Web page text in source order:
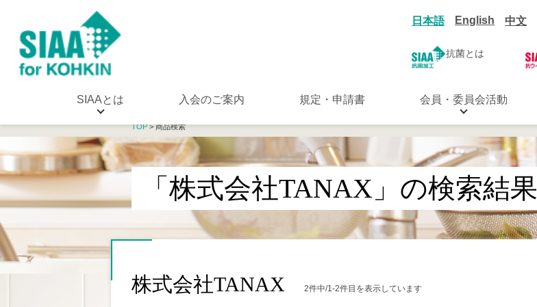
日本語 English 中文
抗菌とは
SIAAとは 入会のご案内 規定・申請書 会員・委員会活動
TOP> 商品検索
「株式会社TANAX」の検索結果
株式会社TANAX 2件中/1-2件目を表示しています